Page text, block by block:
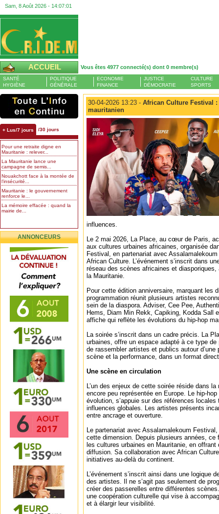
Sam, 8 Août 2026 - 14:07:02
ACCUEIL Vous êtes 4977 connecté(s) dont 0 membre(s)
SANTÉ
HYGIÈNE
POLITIQUE
GÉNÉRALE
ECONOMIE
FINANCE
JUSTICE
DÉMOCRATIE
CULTURE
SPORTS
+ Lus/7 jours /30 jours
Pour une retraite digne en
Mauritanie : relever...
La Mauritanie lance une
campagne de semis...
Nouakchott face à la montée de
l’insécurité...
Mauritanie : le gouvernement
renforce le...
La mémoire effacée : quand la
mairie de...
ANNONCEURS
30-04-2026 13:23 - African Culture Festival
mauritanien
influences.
Le 2 mai 2026, La Place, au cœur de Paris,
aux cultures urbaines africaines, organisée
Festival, en partenariat avec
African Culture. L’événement s’inscrit dans
réseau des scènes africaines et
la Mauritanie.
Pour cette édition anniversaire, marquant les
programmation réunit plusieurs artistes
sein de la diaspora. Adviser, Cee Pee,
Hems, Diam Min Rekk, Capiking, Kodda Sall
affiche qui reflète les évolutions du hip-hop
La soirée s’inscrit dans un cadre précis. La
urbaines, offre un espace adapté à ce type
de rassembler artistes et publics autour
scène et la performance, dans un format
Une scène en circulation
L’un des enjeux de cette soirée réside dans
encore peu représentée en Europe. Le hip-
évolution, s’appuie sur des références
influences globales. Les artistes présents
entre ancrage et ouverture.
Le partenariat avec Assalamalekoum
cette dimension. Depuis plusieurs années, ce
les cultures urbaines en Mauritanie, en
diffusion. Sa collaboration avec African
initiatives au-delà du continent.
L’événement s’inscrit ainsi dans une logique
des artistes. Il ne s’agit pas seulement de
créer des passerelles entre différentes
une coopération culturelle qui vise à
et à élargir leur visibilité.